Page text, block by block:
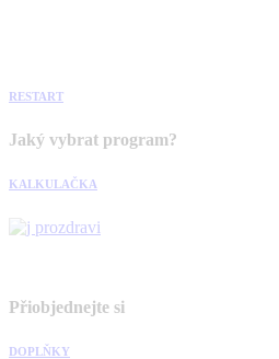
RESTART
Jaký vybrat program?
KALKULAČKA
Přiobjednejte si
DOPLŇKY